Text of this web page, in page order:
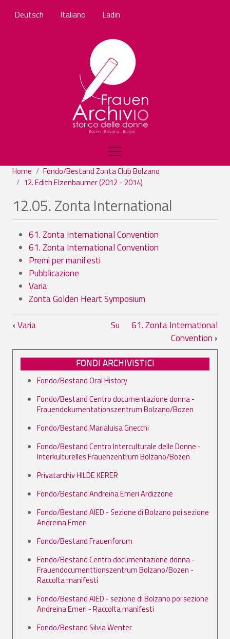
Deutsch Italiano Ladin
Home
Fondo/Bestand Zonta Club Bolzano
12. Edith Elzenbaumer (2012 - 2014)
12.05. Zonta International
61. Zonta International Convention
61. Zonta International Convention
Premi per manifesti
Pubblicazione
Varia
Zonta Golden Heart Symposium
Link di attraversamento del book per
‹Varia Su
61. Zonta International
Convention ›
FONDI ARCHIVISTICI
Fondo/Bestand Oral History
Fondo/Bestand Centro documentazione donna -
Frauendokumentationszentrum Bolzano/Bozen
Fondo/Bestand Marialuisa Gnecchi
Fondo/Bestand Centro Interculturale delle Donne -
Interkulturelles Frauenzentrum Bolzano/Bozen
Privatarchiv HILDE KERER
Fondo/Bestand Andreina Emeri Ardizzone
Fondo/Bestand AIED - Sezione di Bolzano poi sezione
Andreina Emeri
Fondo/Bestand Frauenforum
Fondo/Bestand Centro documentazione donna -
Frauendocumenttionszentrum Bolzano/Bozen -
Raccolta manifesti
Fondo/Bestand AIED - sezione di Bolzano poi sezione
Andreina Emeri - Raccolta manifesti
Fondo/Bestand Silvia Wenter